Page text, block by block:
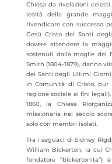
Chiesa da rivelazioni
lealtà della grande
rivendicare con successo
Gesù Cristo dei Santi
dovere attendere la
sostenuti dalla moglie del
Smith (1804-1879), danno
dei Santi degli Ultimi
in Comunità di Cristo, pur
ragione sociale ai fini
1860, la Chiesa
missionaria nel secolo
solo con membri isolati.
Tra i seguaci di Sidney
William Bickerton, la cui
fondatore “bickertonita”)